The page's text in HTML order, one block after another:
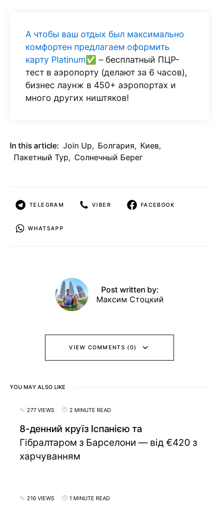
А чтобы ваш отдых был максимально
комфортен предлагаем оформить
карту Platinum✅ – бесплатный ПЦР-
тест в аэропорту (делают за 6 часов),
бизнес лаунж в 450+ аэропортах и
много других ништяков!
In this article: Join Up, Болгария, Киев,
Пакетный Тур, Солнечный Берег
TELEGRAM VIBER FACEBOOK
WHATSAPP
Post written by:
Максим Стоцкий
VIEW COMMENTS (0)
YOU MAY ALSO LIKE
277 VIEWS 2 MINUTE READ
8-денний круїз Іспанією та
Гібралтаром з Барселони — від €420 з
харчуванням
216 VIEWS 1 MINUTE READ